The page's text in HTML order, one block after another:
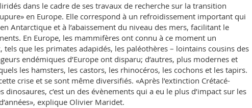
dans le cadre de ses travaux de recherche sur la transition
en Europe. Elle correspond à un refroidissement important qui
Antarctique et à l’abaissement du niveau des mers, facilitant le
En Europe, les mammifères ont connu à ce moment un
que les primates adapidés, les paléothères – lointains cousins des
endémiques d’Europe ont disparu; d’autres, plus modernes et
les hamsters, les castors, les rhinocéros, les cochons et les tapirs.
crise et se sont même diversifiés. «Après l’extinction Crétacé-
c’est un des évènements qui a eu le plus d’impact sur les
explique Olivier Maridet.